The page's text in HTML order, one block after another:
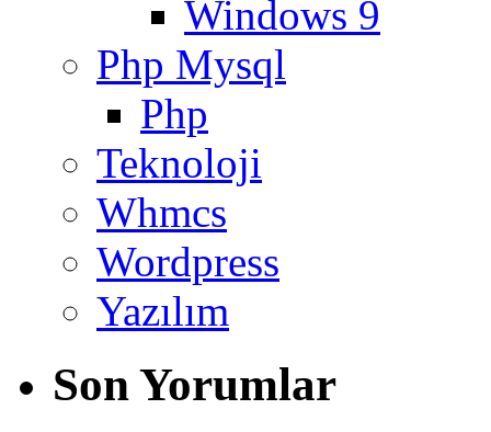
Windows 9
Php Mysql
Php
Teknoloji
Whmcs
Wordpress
Yazılım
Son Yorumlar